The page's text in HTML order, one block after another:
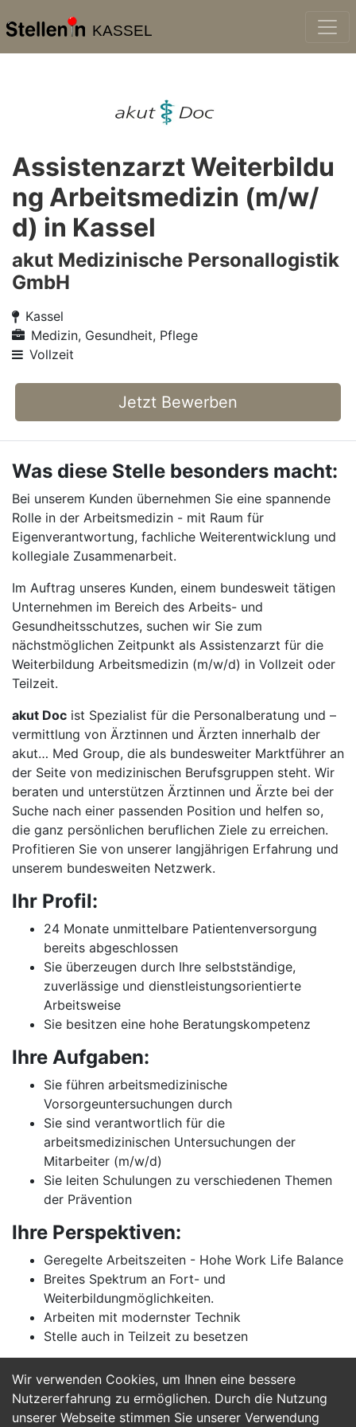
KASSEL
Wir verwenden Cookies, um Ihnen eine bessere
Nutzererfahrung zu ermöglichen. Durch die Nutzung
unserer Webseite stimmen Sie unserer Verwendung
Assistenzarzt Weiterbildu
ng Arbeitsmedizin (m/w/
d) in Kassel
akut Medizinische Personallogistik
GmbH
Kassel
Medizin, Gesundheit, Pflege
Vollzeit
Jetzt Bewerben
Was diese Stelle besonders macht:
Bei unserem Kunden übernehmen Sie eine spannende
Rolle in der Arbeitsmedizin - mit Raum für
Eigenverantwortung, fachliche Weiterentwicklung und
kollegiale Zusammenarbeit.
Im Auftrag unseres Kunden, einem bundesweit tätigen
Unternehmen im Bereich des Arbeits- und
Gesundheitsschutzes, suchen wir Sie zum
nächstmöglichen Zeitpunkt als Assistenzarzt für die
Weiterbildung Arbeitsmedizin (m/w/d) in Vollzeit oder
Teilzeit.
akut Doc ist Spezialist für die Personalberatung und –
vermittlung von Ärztinnen und Ärzten innerhalb der
akut… Med Group, die als bundesweiter Marktführer an
der Seite von medizinischen Berufsgruppen steht. Wir
beraten und unterstützen Ärztinnen und Ärzte bei der
Suche nach einer passenden Position und helfen so,
die ganz persönlichen beruflichen Ziele zu erreichen.
Profitieren Sie von unserer langjährigen Erfahrung und
unserem bundesweiten Netzwerk.
Ihr Profil:
24 Monate unmittelbare Patientenversorgung
bereits abgeschlossen
Sie überzeugen durch Ihre selbstständige,
zuverlässige und dienstleistungsorientierte
Arbeitsweise
Sie besitzen eine hohe Beratungskompetenz
Ihre Aufgaben:
Sie führen arbeitsmedizinische
Vorsorgeuntersuchungen durch
Sie sind verantwortlich für die
arbeitsmedizinischen Untersuchungen der
Mitarbeiter (m/w/d)
Sie leiten Schulungen zu verschiedenen Themen
der Prävention
Ihre Perspektiven:
Geregelte Arbeitszeiten - Hohe Work Life Balance
Breites Spektrum an Fort- und
Weiterbildungmöglichkeiten.
Arbeiten mit modernster Technik
Stelle auch in Teilzeit zu besetzen
Jetzt Bewerben